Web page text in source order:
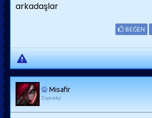
arkadaşlar
BEĞEN
Misafir
Ziyaretçi